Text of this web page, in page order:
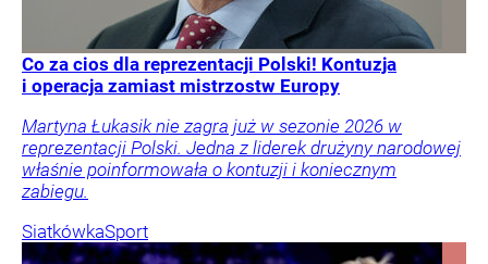
Co za cios dla reprezentacji Polski! Kontuzja
i operacja zamiast mistrzostw Europy
Martyna Łukasik nie zagra już w sezonie 2026 w
reprezentacji Polski. Jedna z liderek drużyny narodowej
właśnie poinformowała o kontuzji i koniecznym
zabiegu.
SiatkówkaSport